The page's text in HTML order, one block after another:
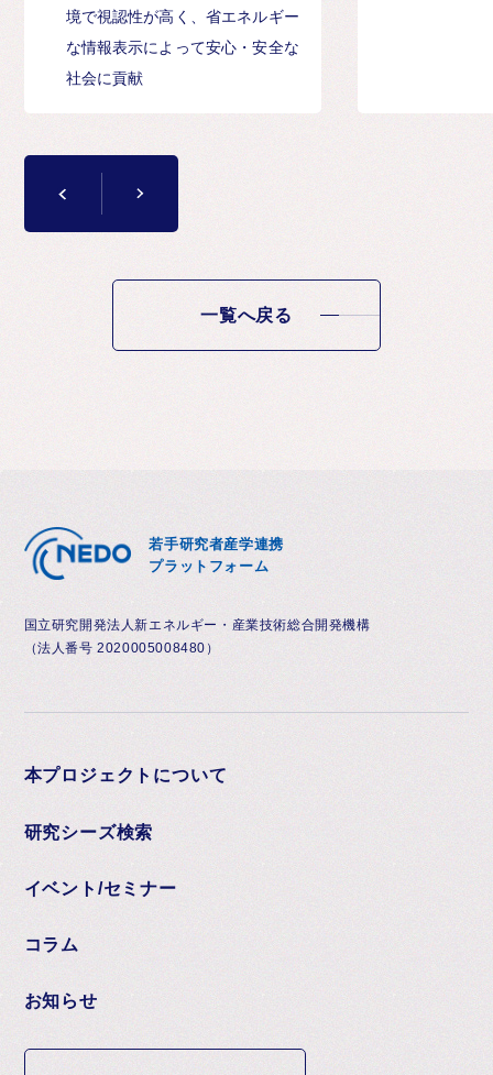
光材料の簡便な製造法
境で視認性が高く、省エネルギー
な情報表示によって安心・安全な
社会に貢献
一覧へ戻る
若手研究者産学連携
プラットフォーム
国立研究開発法人新エネルギー・産業技術総合開発機構
（法人番号 2020005008480）
本プロジェクトについて
研究シーズ検索
イベント/セミナー
コラム
お知らせ